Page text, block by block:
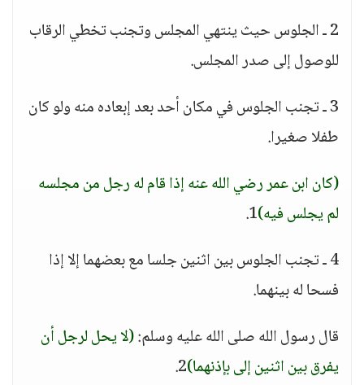
2 ـ الجلوس حيث ينتهي المجلس وتجنب تخطي الرقاب
للوصول إلى صدر المجلس.
3 ـ تجنب الجلوس في مكان أحد بعد إبعاده منه ولو كان
طفلا صغيرا.
(كان ابن عمر رضي الله عنه إذا قام له رجل من مجلسه
لم يجلس فيه)1.
4 ـ تجنب الجلوس بين اثنين جلسا مع بعضهما إلا إذا
فسحا له بينهما.
قال رسول الله صلى الله عليه وسلم:(لا يحل لرجل أن
يفرق بين اثنين إلى بإذنهما)2.